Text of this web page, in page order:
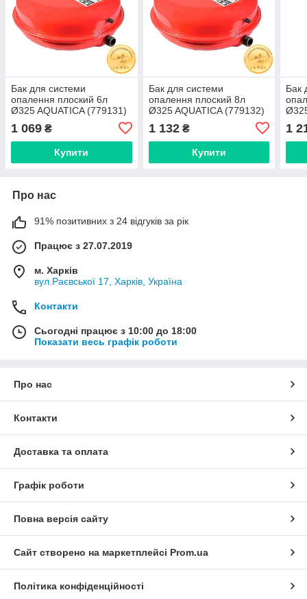
Бак для системи
опалення плоский 6л
Ø325 AQUATICA (779131)
1 069 ₴
Купити
Бак для системи
опалення плоский 8л
Ø325 AQUATICA (779132)
1 132₴
Купити
Бак
1
Про нас
91% позитивних з 24 відгуків за рік
Працює з 27.07.2019
м. Харків
вул.Раєвської 17, Харків, Україна
Контакти
Сьогодні працює з 10:00 до 18:00
Показати весь графік роботи
Про нас
Контакти
Доставка та оплата
Графік роботи
Повна версія сайту
Сайт створено на маркетплейсі Prom.ua
Політика конфіденційності